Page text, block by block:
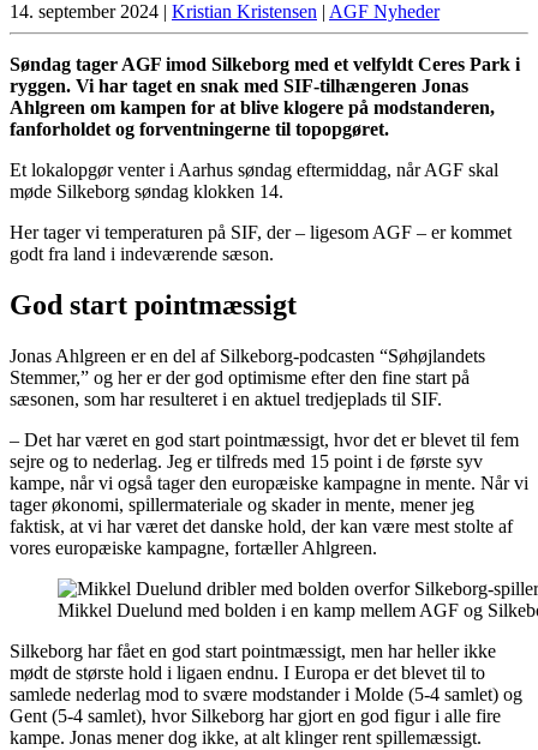
14. september 2024 | Kristian Kristensen | AGF Nyheder
Søndag tager AGF imod Silkeborg med et velfyldt Ceres Park i
ryggen. Vi har taget en snak med SIF-tilhængeren Jonas
Ahlgreen om kampen for at blive klogere på modstanderen,
fanforholdet og forventningerne til topopgøret.
Et lokalopgør venter i Aarhus søndag eftermiddag, når AGF skal
møde Silkeborg søndag klokken 14.
Her tager vi temperaturen på SIF, der – ligesom AGF – er kommet
godt fra land i indeværende sæson.
God start pointmæssigt
Jonas Ahlgreen er en del af Silkeborg-podcasten “Søhøjlandets
Stemmer,” og her er der god optimisme efter den fine start på
sæsonen, som har resulteret i en aktuel tredjeplads til SIF.
– Det har været en god start pointmæssigt, hvor det er blevet til fem
sejre og to nederlag. Jeg er tilfreds med 15 point i de første syv
kampe, når vi også tager den europæiske kampagne in mente. Når vi
tager økonomi, spillermateriale og skader in mente, mener jeg
faktisk, at vi har været det danske hold, der kan være mest stolte af
vores europæiske kampagne, fortæller Ahlgreen.
Mikkel Duelund med bolden i en kamp mellem AGF og
Silkeborg har fået en god start pointmæssigt, men har heller ikke
mødt de største hold i ligaen endnu. I Europa er det blevet til to
samlede nederlag mod to svære modstander i Molde (5-4 samlet) og
Gent (5-4 samlet), hvor Silkeborg har gjort en god figur i alle fire
kampe. Jonas mener dog ikke, at alt klinger rent spillemæssigt.